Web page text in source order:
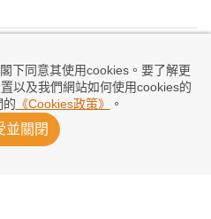
下同意其使用cookies。要了解更
以及我們網站如何使用cookies的
的 《Cookies政策》 。
並關閉
芬天奴不配領導FIFA
21:54